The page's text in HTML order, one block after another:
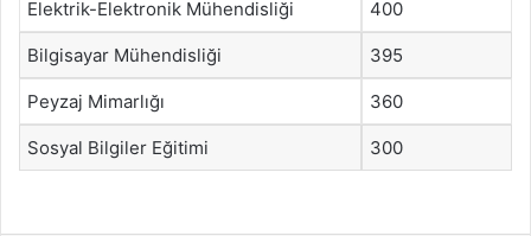
Elektrik-Elektronik Mühendisliği 400
Bilgisayar Mühendisliği 395
Peyzaj Mimarlığı 360
Sosyal Bilgiler Eğitimi 300